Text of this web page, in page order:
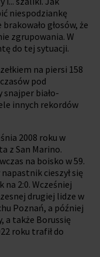
niespodziankę
głosów, że
zgrupowania. W
do tej sytuacji.
na piersi 158
pod
biało-
innych rekordów
2008 roku w
z San Marino.
na boisko w 59.
cieszył się
2:0. Wcześniej
drugiej lidze w
Poznań, a później
a także Borussię
roku trafił do